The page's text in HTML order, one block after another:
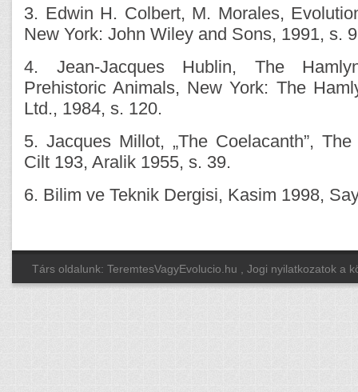
3. Edwin H. Colbert, M. Morales,
New York: John Wiley and Sons, 1991, s.
4. Jean-Jacques Hublin, The
Prehistoric Animals, New York: The
Ltd., 1984, s. 120.
5. Jacques Millot, „The Coelacanth”,
Cilt 193, Aralik 1955, s. 39.
6. Bilim ve Teknik Dergisi, Kasim 1998,
Társ oldalunk: TeremtesVagyEvolucio.hu , Jogi nyilatkozatok a